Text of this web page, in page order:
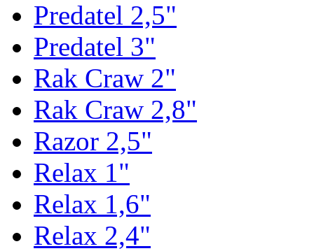
Predatel 2,5"
Predatel 3"
Rak Craw 2"
Rak Craw 2,8"
Razor 2,5"
Relax 1"
Relax 1,6"
Relax 2,4"